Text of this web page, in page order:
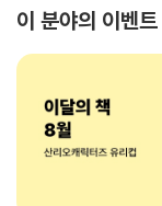
이 분야의 이벤트